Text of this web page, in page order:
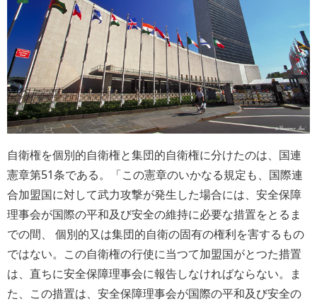
自衛権を個別的自衛権と集団的自衛権に分けたのは、国連
憲章第51条である。「この憲章のいかなる規定も、国際連
合加盟国に対して武力攻撃が発生した場合には、安全保障
理事会が国際の平和及び安全の維持に必要な措置をとるま
での間、 個別的又は集団的自衛の固有の権利を害するもの
ではない。この自衛権の行使に当つて加盟国がとつた措置
は、直ちに安全保障理事会に報告しなければならない。ま
た、この措置は、安全保障理事会が国際の平和及び安全の